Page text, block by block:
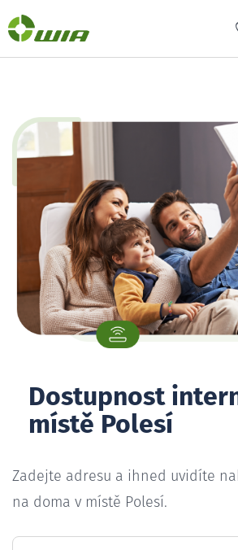
Dostupnost
místě Polesí
Zadejte adresu a ihned uvidíte
na doma v místě Polesí.